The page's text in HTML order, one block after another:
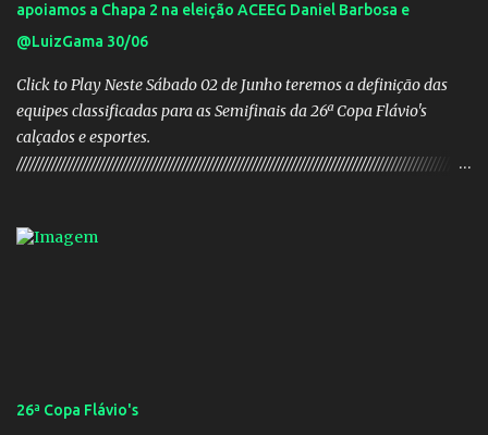
apoiamos a Chapa 2 na eleição ACEEG Daniel Barbosa e
@LuizGama 30/06
Click to Play Neste Sábado 02 de Junho teremos a definição das
equipes classificadas para as Semifinais da 26ª Copa Flávio's
calçados e esportes.
////////////////////////////////////////////////////////////////////////////////////////////////////////
dos Santos Veículo: Rádio 730 TESOUREIRO Nome: Cleison
Castro Lino Veículo: TV Anhanguera Membro 03: Nome: Adolfo
Campos Filho Veículo: Rádio Difusora SUPLENTES: Membro 01:
26ª Copa Flávio's